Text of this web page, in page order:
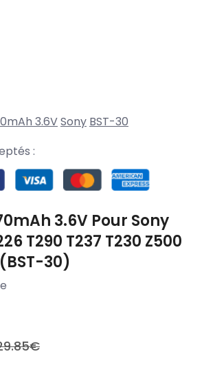
3.6VSony BST-30
:
3.6V Pour Sony
T290 T237 T230 Z500
30)